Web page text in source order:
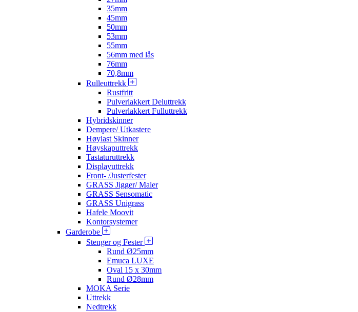
35mm
45mm
50mm
53mm
55mm
56mm med lås
76mm
70,8mm
Rulleuttrekk
Rustfritt
Pulverlakkert Deluttrekk
Pulverlakkert Fulluttrekk
Hybridskinner
Dempere/ Utkastere
Høylast Skinner
Høyskaputtrekk
Tastaturuttrekk
Displayuttrekk
Front- /Justerfester
GRASS Jigger/ Maler
GRASS Sensomatic
GRASS Unigrass
Hafele Moovit
Kontorsystemer
Garderobe
Stenger og Fester
Rund Ø25mm
Emuca LUXE
Oval 15 x 30mm
Rund Ø28mm
MOKA Serie
Uttrekk
Nedtrekk